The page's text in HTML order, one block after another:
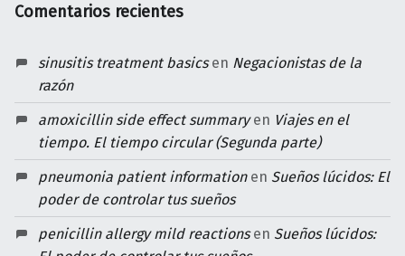
Comentarios recientes
sinusitis treatment basicsen Negacionistas de la
razón
amoxicillin side effect summaryen Viajes en el
tiempo. El tiempo circular (Segunda parte)
pneumonia patient informationen Sueños lúcidos: El
poder de controlar tus sueños
penicillin allergy mild reactionsen Sueños lúcidos: